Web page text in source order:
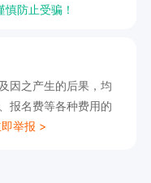
防止受骗！
因之产生的后果，均
报名费等各种费用的
即举报 >